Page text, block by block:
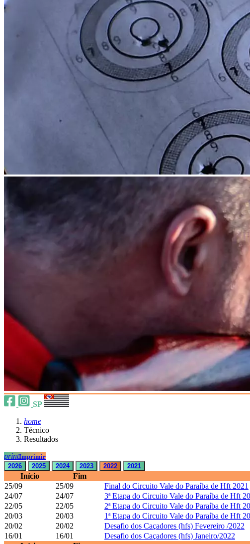
SP
home
Técnico
Resultados
printImprimir
2026
2025 2024 2023 2022 2021
Início Fim
25/09
25/09 Final do Circuito Vale do Paraíba de Hft 2021
24/07
24/07 3ª Etapa do Circuito Vale do Paraíba de Hft
22/05
22/05 2ª Etapa do Circuito Vale do Paraíba de Hft
20/03
20/03 1ª Etapa do Circuito Vale do Paraíba de Hft
20/02
20/02 Desafio dos Caçadores (hfs) Fevereiro /2022
16/01
16/01 Desafio dos Caçadores (hfs) Janeiro/2022